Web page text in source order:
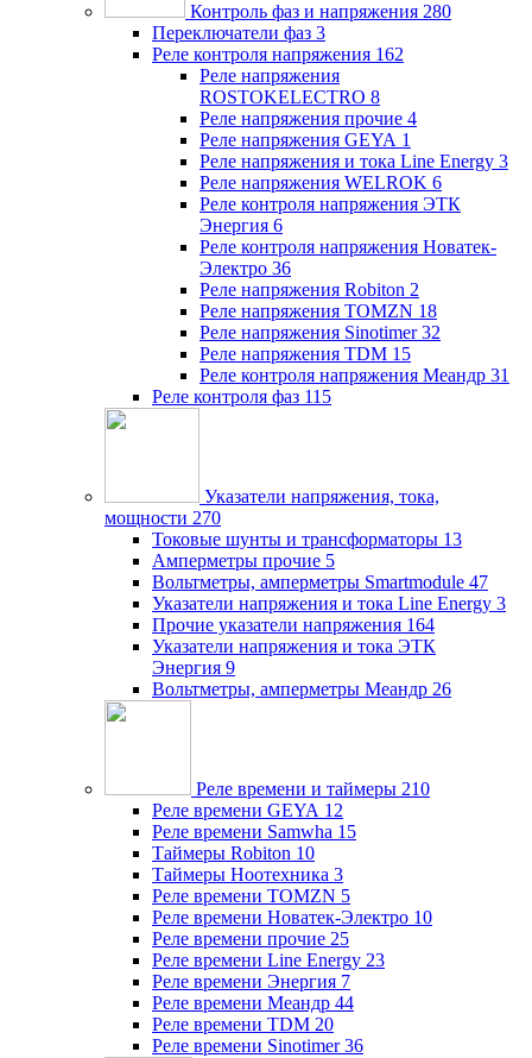
Контроль фаз и напряжения 280
Переключатели фаз 3
Реле контроля напряжения 162
Реле напряжения
ROSTOKELECTRO 8
Реле напряжения прочие 4
Реле напряжения GEYA 1
Реле напряжения и тока Line Energy 3
Реле напряжения WELROK 6
Реле контроля напряжения ЭТК
Энергия 6
Реле контроля напряжения Новатек-
Электро 36
Реле напряжения Robiton 2
Реле напряжения TOMZN 18
Реле напряжения Sinotimer 32
Реле напряжения TDM 15
Реле контроля напряжения Меандр 31
Реле контроля фаз 115
Указатели напряжения, тока,
мощности 270
Токовые шунты и трансформаторы 13
Амперметры прочие 5
Вольтметры, амперметры Smartmodule 47
Указатели напряжения и тока Line Energy 3
Прочие указатели напряжения 164
Указатели напряжения и тока ЭТК
Энергия 9
Вольтметры, амперметры Меандр 26
Реле времени и таймеры 210
Реле времени GEYA 12
Реле времени Samwha 15
Таймеры Robiton 10
Таймеры Ноотехника 3
Реле времени TOMZN 5
Реле времени Новатек-Электро 10
Реле времени прочие 25
Реле времени Line Energy 23
Реле времени Энергия 7
Реле времени Меандр 44
Реле времени TDM 20
Реле времени Sinotimer 36